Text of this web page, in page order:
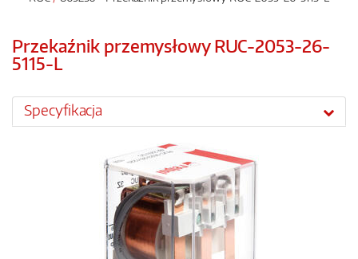
Przekaźnik przemysłowy RUC-2053-26-
5115-L
Specyfikacja